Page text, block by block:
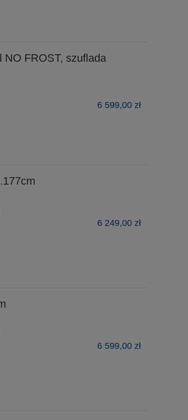
NO FROST, szuflada
6 599,00 zł
6 249,00 zł
6 599,00 zł